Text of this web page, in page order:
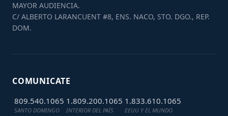
MAYOR AUDIENCIA.
C/ ALBERTO LARANCUENT #8, ENS. NACO, STO. DGO., REP.
DOM.
COMUNICATE
809.540.1065
SANTO DOMINGO
1.809.200.1065
INTERIOR DEL PAÍS
1.833.610.1065
EEUU Y EL MUNDO